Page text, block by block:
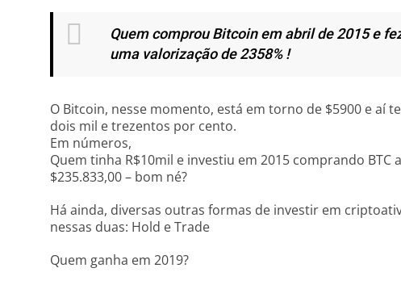
Quem comprou Bitcoin em abril de 2015 e
uma valorização de 2358% !
O Bitcoin, nesse momento, está em torno de $5900 e aí
dois mil e trezentos por cento.
Em números,
Quem tinha R$10mil e investiu em 2015 comprando BTC
$235.833,00 – bom né?
Há ainda, diversas outras formas de investir em
nessas duas: Hold e Trade
Quem ganha em 2019?